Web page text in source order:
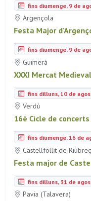
fins diumenge, 9 de
Argençola
Festa Major
fins diumenge, 9 de
Guimerà
XXXI Mercat
fins dilluns, 10 de
Verdú
16è Cicle de
fins diumenge, 16 de
Castellfollit de
Festa major de
fins dilluns, 31 de
Pavia (Talavera)